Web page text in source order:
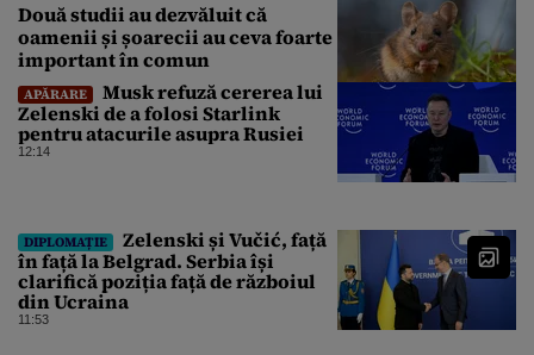
Două studii au dezvăluit că
oamenii și șoarecii au ceva foarte
important în comun
APĂRARE
Musk refuză cererea lui
Zelenski de a folosi Starlink
pentru atacurile asupra Rusiei
12:14
DIPLOMAȚIE
Zelenski și Vučić, față
în față la Belgrad. Serbia își
clarifică poziția față de războiul
din Ucraina
11:53